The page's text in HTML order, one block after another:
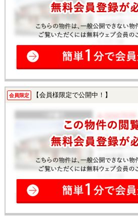
会員限定 【会員様限定で公開中！】